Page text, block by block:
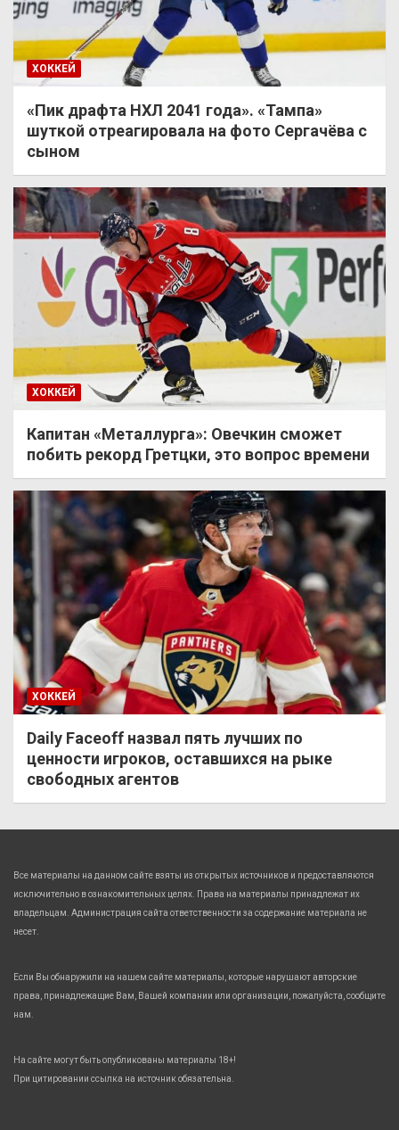
ХОККЕЙ
«Пик драфта НХЛ 2041 года». «Тампа»
шуткой отреагировала на фото Сергачёва с
сыном
ХОККЕЙ
Капитан «Металлурга»: Овечкин сможет
побить рекорд Гретцки, это вопрос времени
ХОККЕЙ
Daily Faceoff назвал пять лучших по
ценности игроков, оставшихся на рыке
свободных агентов
Все материалы на данном сайте взяты из открытых источников и предоставляются
исключительно в ознакомительных целях. Права на материалы принадлежат их
владельцам. Администрация сайта ответственности за содержание материала не
несет.
Если Вы обнаружили на нашем сайте материалы, которые нарушают авторские
права, принадлежащие Вам, Вашей компании или организации, пожалуйста, сообщите
нам.
На сайте могут быть опубликованы материалы 18+!
При цитировании ссылка на источник обязательна.